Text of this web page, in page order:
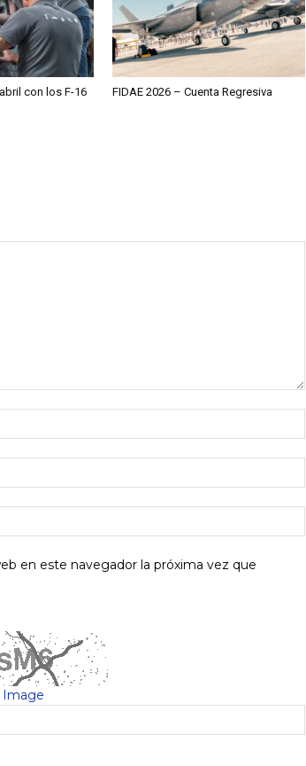
con los F-16
FIDAE 2026 – Cuenta Regresiva
en este navegador la próxima vez que
Image